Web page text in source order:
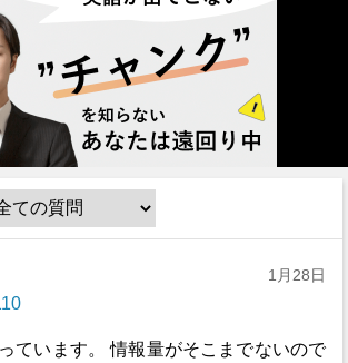
1月28日
ています。 情報量がそこまでないので